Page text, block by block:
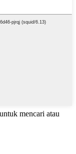
mencari atau